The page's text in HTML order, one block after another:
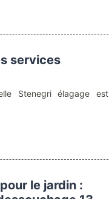
services
Stenegri élagage est
le jardin :